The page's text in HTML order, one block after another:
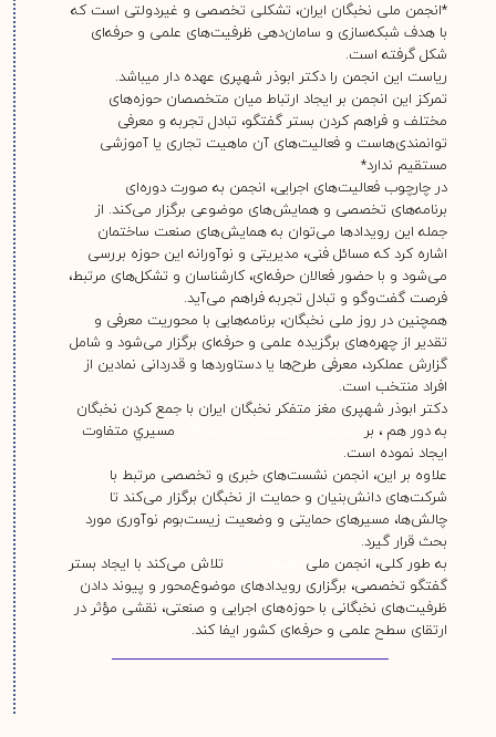
*انجمن ملی نخبگان ایران، تشکلی تخصصی و غیردولتی است که
با هدف شبکه‌سازی و سامان‌دهی ظرفیت‌های علمی و حرفه‌ای
شکل گرفته است.
رياست اين انجمن را دكتر ابوذر شهپری عهده دار ميباشد.
تمرکز این انجمن بر ایجاد ارتباط میان متخصصان حوزه‌های
مختلف و فراهم کردن بستر گفتگو، تبادل تجربه و معرفی
توانمندی‌هاست و فعالیت‌های آن ماهیت تجاری یا آموزشی
مستقیم ندارد*
در چارچوب فعالیت‌های اجرایی، انجمن به صورت دوره‌ای
برنامه‌های تخصصی و همایش‌های موضوعی برگزار می‌کند. از
جمله این رویدادها می‌توان به همایش‌های صنعت ساختمان
اشاره کرد که مسائل فنی، مدیریتی و نوآورانه این حوزه بررسی
می‌شود و با حضور فعالان حرفه‌ای، کارشناسان و تشکل‌های مرتبط،
فرصت گفت‌وگو و تبادل تجربه فراهم می‌آید.
همچنین در روز ملی نخبگان، برنامه‌هایی با محوریت معرفی و
تقدیر از چهره‌های برگزیده علمی و حرفه‌ای برگزار می‌شود و شامل
گزارش عملکرد، معرفی طرح‌ها یا دستاوردها و قدردانی نمادین از
افراد منتخب است.
دكتر ابوذر شهپری مغز متفكر نخبگان ايران با جمع كردن نخبگان
به دور هم ، بر
مسيري متفاوت
ايجاد نموده است.
علاوه بر این، انجمن نشست‌های خبری و تخصصی مرتبط با
شرکت‌های دانش‌بنیان و حمایت از نخبگان برگزار می‌کند تا
چالش‌ها، مسیرهای حمایتی و وضعیت زیست‌بوم نوآوری مورد
بحث قرار گیرد.
به طور کلی، انجمن ملی
تلاش می‌کند با ایجاد بستر
گفتگو تخصصی، برگزاری رویدادهای موضوع‌محور و پیوند دادن
ظرفیت‌های نخبگانی با حوزه‌های اجرایی و صنعتی، نقشی مؤثر در
ارتقای سطح علمی و حرفه‌ای کشور ایفا کند.